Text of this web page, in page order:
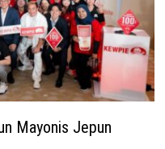
Mayonis Jepun